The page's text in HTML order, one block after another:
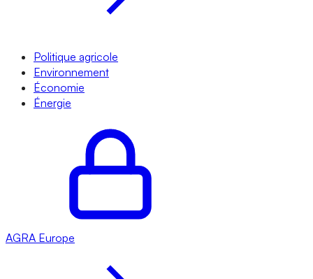
Politique agricole
Environnement
Économie
Énergie
AGRA Europe